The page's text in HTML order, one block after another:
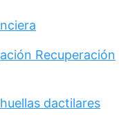
Recuperación
dactilares